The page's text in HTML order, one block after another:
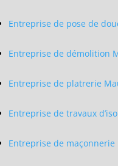
Entreprise de pose de
Entreprise de démolition
Entreprise de platrerie
Entreprise de travaux
Entreprise de maçonnerie